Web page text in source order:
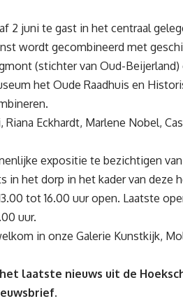
2 juni te gast in het centraal
wordt gecombineerd met
(stichter van Oud-
het Oude Raadhuis en
Riana Eckhardt, Marlene Nobel,
expositie te bezichtigen
in het dorp in het kader van deze
tot 16.00 uur open. Laatste
uur.
in onze Galerie Kunstkijk,
laatste nieuws uit de